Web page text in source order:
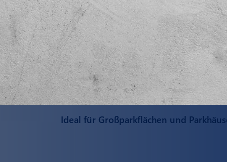
Ideal für Großparkflächen und